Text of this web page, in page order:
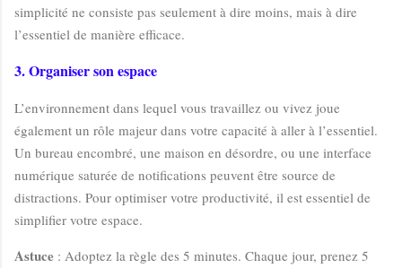
simplicité ne consiste pas seulement à dire moins, mais à dire
l’essentiel de manière efficace.
3. Organiser son espace
L’environnement dans lequel vous travaillez ou vivez joue
également un rôle majeur dans votre capacité à aller à l’essentiel.
Un bureau encombré, une maison en désordre, ou une interface
numérique saturée de notifications peuvent être source de
distractions. Pour optimiser votre productivité, il est essentiel de
simplifier votre espace.
Astuce : Adoptez la règle des 5 minutes. Chaque jour, prenez 5